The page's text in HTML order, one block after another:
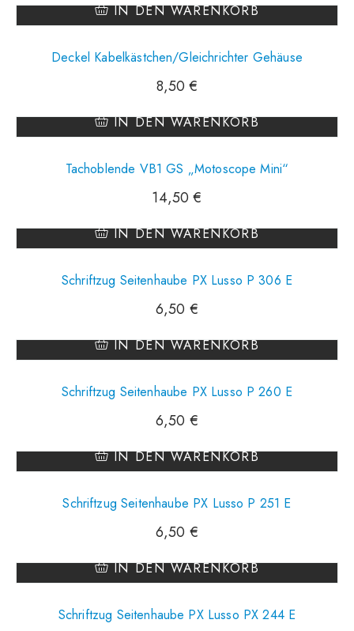
IN DEN WARENKORB
Deckel Kabelkästchen/Gleichrichter Gehäuse
8,50€
IN DEN WARENKORB
Tachoblende VB1 GS „motoscope Mini“
14,50€
IN DEN WARENKORB
Schriftzug Seitenhaube PX Lusso P 306 E
6,50 €
IN DEN WARENKORB
Schriftzug Seitenhaube PX Lusso P 260 E
6,50 €
IN DEN WARENKORB
Schriftzug Seitenhaube PX Lusso P 251 E
6,50 €
IN DEN WARENKORB
Schriftzug Seitenhaube PX Lusso PX 244 E